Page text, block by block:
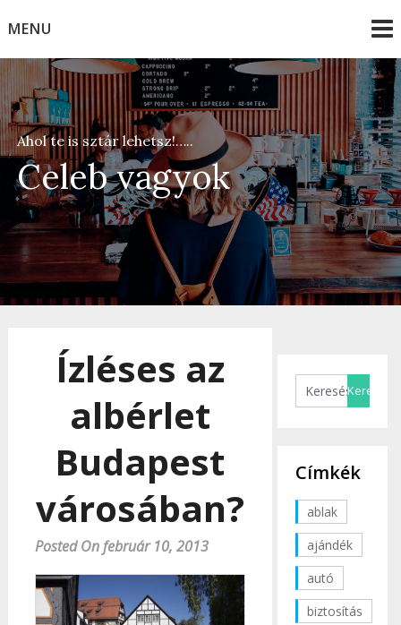
toMENU
Celeb vagyok
Ahol te is sztár lehetsz!…..
Ízléses az
albérlet
Budapest
városában?
Posted On február 10, 2013
Címkék
ablak
ajándék
autó
biztosítás